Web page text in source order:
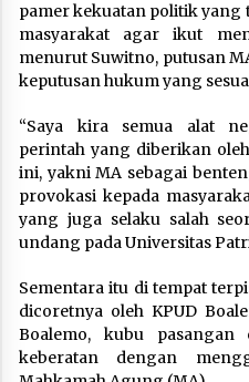
pamer kekuatan politik yang
masyarakat agar ikut
menurut Suwitno, putusan
keputusan hukum yang
“Saya kira semua alat
perintah yang diberikan
ini, yakni MA sebagai
provokasi kepada
yang juga selaku salah
undang pada Universitas
Sementara itu di tempat
dicoretnya oleh KPUD
Boalemo, kubu pasangan
keberatan dengan